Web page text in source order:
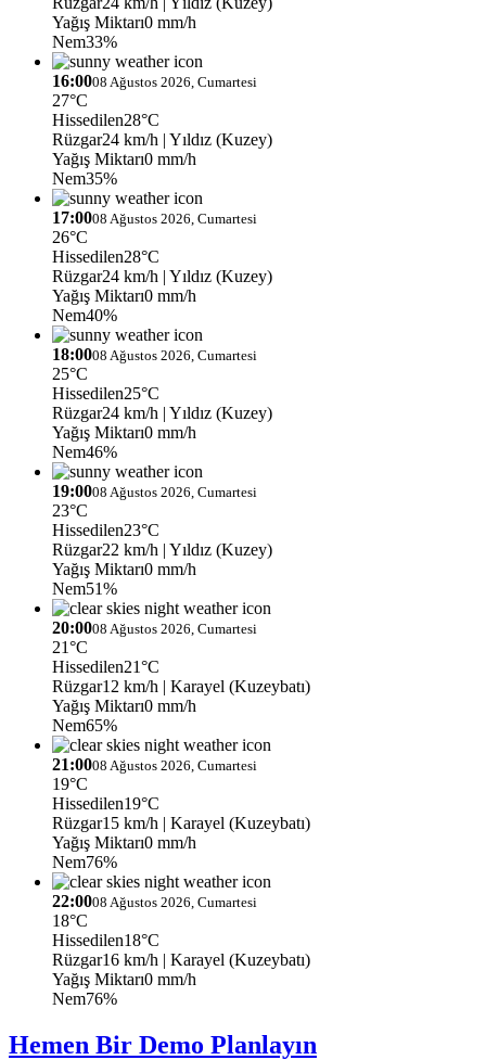
Yağış Miktarı0 mm/h
Nem33%
16:0008 Ağustos 2026, Cumartesi
27°C
Hissedilen28°C
Rüzgar24 km/h | Yıldız (Kuzey)
Yağış Miktarı0 mm/h
Nem35%
17:0008 Ağustos 2026, Cumartesi
26°C
Hissedilen28°C
Rüzgar24 km/h | Yıldız (Kuzey)
Yağış Miktarı0 mm/h
Nem40%
18:0008 Ağustos 2026, Cumartesi
25°C
Hissedilen25°C
Rüzgar24 km/h | Yıldız (Kuzey)
Yağış Miktarı0 mm/h
Nem46%
19:0008 Ağustos 2026, Cumartesi
23°C
Hissedilen23°C
Rüzgar22 km/h | Yıldız (Kuzey)
Yağış Miktarı0 mm/h
Nem51%
20:0008 Ağustos 2026, Cumartesi
21°C
Hissedilen21°C
Rüzgar12 km/h | Karayel (Kuzeybatı)
Yağış Miktarı0 mm/h
Nem65%
21:0008 Ağustos 2026, Cumartesi
19°C
Hissedilen19°C
Rüzgar15 km/h | Karayel (Kuzeybatı)
Yağış Miktarı0 mm/h
Nem76%
22:0008 Ağustos 2026, Cumartesi
18°C
Hissedilen18°C
Rüzgar16 km/h | Karayel (Kuzeybatı)
Yağış Miktarı0 mm/h
Nem76%
Hemen Bir Demo Planlayın